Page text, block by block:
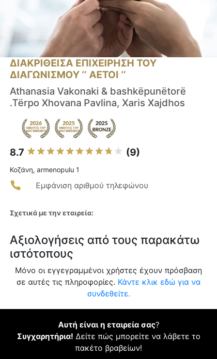
ΔΙΑΚΡΙΘΕΙΣΑ ΕΠΙΧΕΙΡΗΣΗ ΤΟΥ
ΔΙΑΓΩΝΙΣΜΟΥ ‘’ ΑΕΤΟΙ ‘’
Athanasia Vakonaki & bashkëpunëtorë
.Tërpo Xhovana Pavlina, Xaris Xajdhos
8.7 (9)
Κοζάνη, armenopulu 1
Εμφάνιση αριθμού τηλεφώνου
Σχετικά με την εταιρεία:
Αξιολογήσεις από τους παρακάτω
ιστότοπους
Μόνο οι εγγεγραμμένοι χρήστες έχουν πρόσβαση
σε αυτές τις πληροφορίες. Κάντε κλικ εδώ για να
συνδεθείτε.
Αυτή είναι η εταιρεία σας?
Συγχαρητήρια! Δείτε πώς μπορείτε να λάβετε το
πακέτο βραβείων!